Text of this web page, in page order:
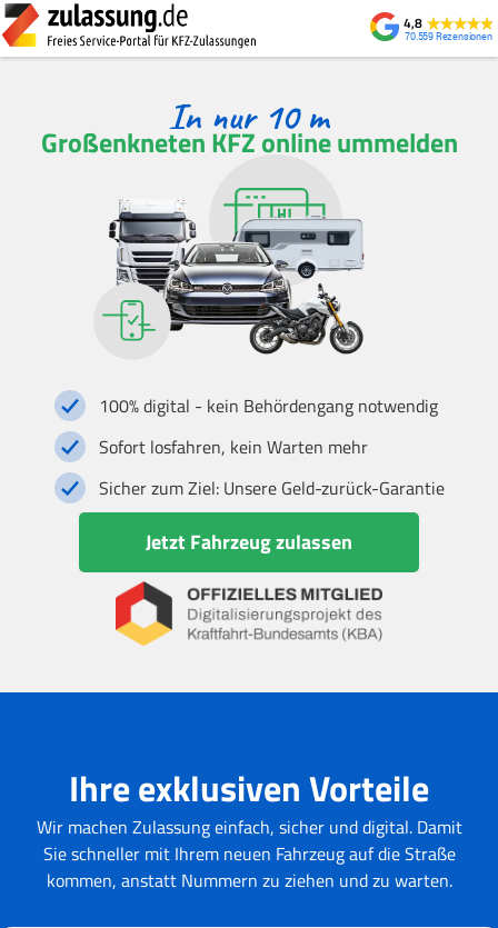
4,8
70.559
Großenkneten KFZ online ummelden
100% digital - kein Behördengang notwendig
Sofort losfahren, kein Warten mehr
Sicher zum Ziel: Unsere Geld-zurück-Garantie
Jetzt Fahrzeug zulassen
Ihre exklusiven Vorteile
Wir machen Zulassung einfach, sicher und digital. Damit
Sie schneller mit Ihrem neuen Fahrzeug auf die Straße
kommen, anstatt Nummern zu ziehen und zu warten.